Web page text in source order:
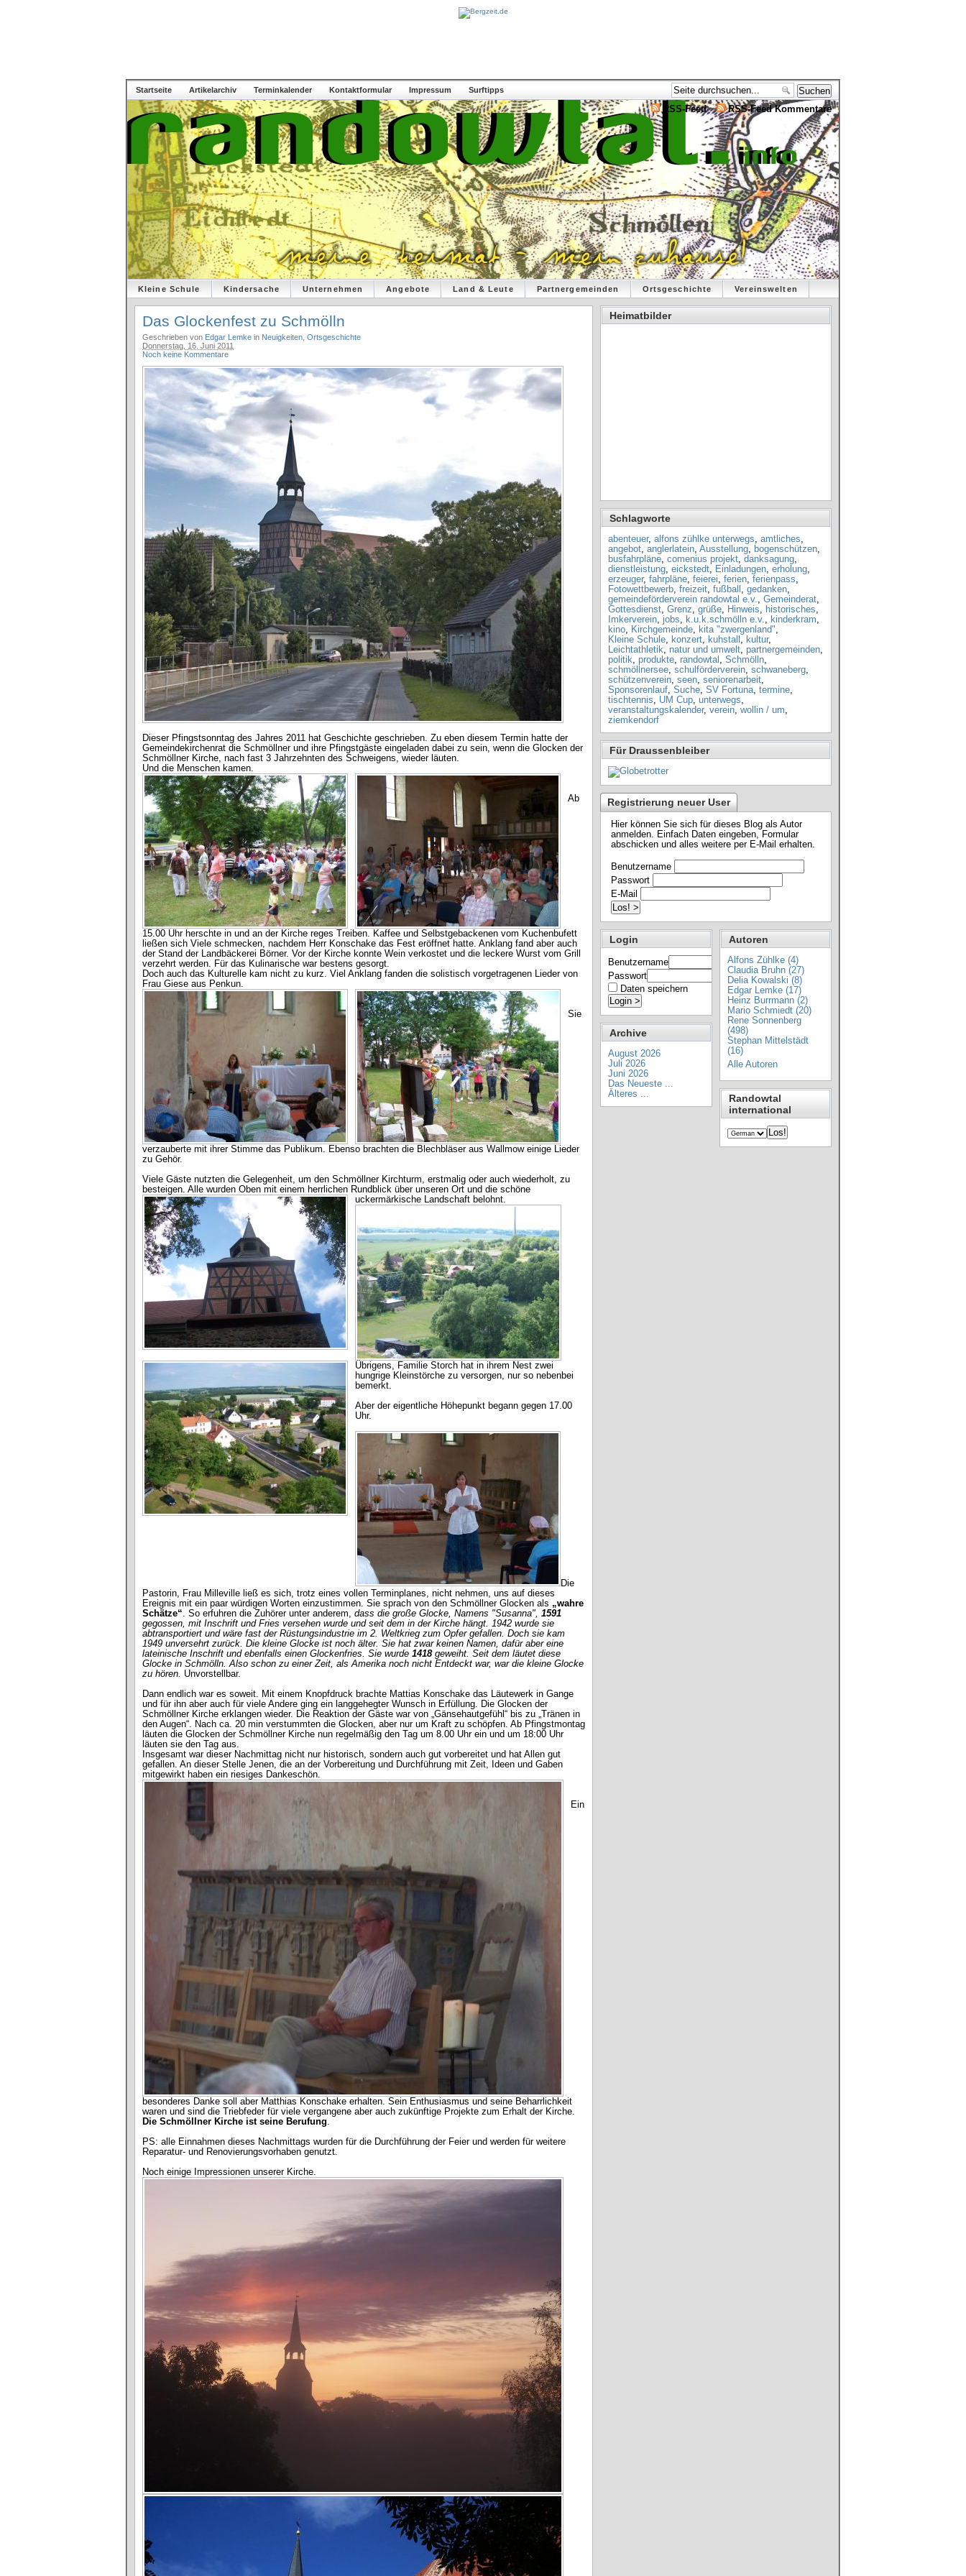
Startseite Artikelarchiv Terminkalender Kontaktformular Impressum Surftipps
RSS-Feed RSS-Feed Kommentare
Kleine Schule Kindersache Unternehmen Angebote Land & Leute Partnergemeinden Ortsgeschichte Vereinswelten
Das Glockenfest zu Schmölln
Geschrieben von Edgar Lemke in Neuigkeiten Ortsgeschichte
Donnerstag, 16. Juni 2011
Noch keine Kommentare
Dieser Pfingstsonntag des Jahres 2011 hat Geschichte geschrieben. Zu eben diesem Termin hatte der
Gemeindekirchenrat die Schmöllner und ihre Pfingstgäste eingeladen dabei zu sein, wenn die Glocken der
Schmöllner Kirche, nach fast 3 Jahrzehnten des Schweigens, wieder läuten.
Und die Menschen kamen.
Ab
15.00 Uhr herschte in und an der Kirche reges Treiben. Kaffee und Selbstgebackenen vom Kuchenbufett
ließen sich Viele schmecken, nachdem Herr Konschake das Fest eröffnet hatte. Anklang fand aber auch
der Stand der Landbäckerei Börner. Vor der Kirche konnte Wein verkostet und die leckere Wurst vom Grill
verzehrt werden. Für das Kulinarische war bestens gesorgt.
Doch auch das Kulturelle kam nicht zu kurz. Viel Anklang fanden die solistisch vorgetragenen Lieder von
Frau Giese aus Penkun.
Sie
verzauberte mit ihrer Stimme das Publikum. Ebenso brachten die Blechbläser aus Wallmow einige Lieder
zu Gehör.
Viele Gäste nutzten die Gelegenheit, um den Schmöllner Kirchturm, erstmalig oder auch wiederholt, zu
besteigen. Alle wurden Oben mit einem herrlichen Rundblick über unseren Ort und die schöne
uckermärkische Landschaft belohnt.
Übrigens, Familie Storch hat in ihrem Nest zwei
hungrige Kleinstörche zu versorgen, nur so nebenbei
bemerkt.
Aber der eigentliche Höhepunkt begann gegen 17.00
Uhr.
Die
Pastorin, Frau Milleville ließ es sich, trotz eines vollen Terminplanes, nicht nehmen, uns auf dieses
Ereignis mit ein paar würdigen Worten einzustimmen. Sie sprach von den Schmöllner Glocken als „wahre
Schätze“. So erfuhren die Zuhörer unter anderem, dass die große Glocke, Namens "Susanna", 1591
gegossen, mit Inschrift und Fries versehen wurde und seit dem in der Kirche hängt. 1942 wurde sie
abtransportiert und wäre fast der Rüstungsindustrie im 2. Weltkrieg zum Opfer gefallen. Doch sie kam
1949 unversehrt zurück. Die kleine Glocke ist noch älter. Sie hat zwar keinen Namen, dafür aber eine
lateinische Inschrift und ebenfalls einen Glockenfries. Sie wurde 1418geweiht. Seit dem läutet diese
Glocke in Schmölln. Also schon zu einer Zeit, als Amerika noch nicht Entdeckt war, war die kleine Glocke
zu hören. Unvorstellbar.
Dann endlich war es soweit. Mit einem Knopfdruck brachte Mattias Konschake das Läutewerk in Gange
und für ihn aber auch für viele Andere ging ein langgehegter Wunsch in Erfüllung. Die Glocken der
Schmöllner Kirche erklangen wieder. Die Reaktion der Gäste war von „Gänsehautgefühl“ bis zu „Tränen in
den Augen“. Nach ca. 20 min verstummten die Glocken, aber nur um Kraft zu schöpfen. Ab Pfingstmontag
läuten die Glocken der Schmöllner Kirche nun regelmäßig den Tag um 8.00 Uhr ein und um 18:00 Uhr
läuten sie den Tag aus.
Insgesamt war dieser Nachmittag nicht nur historisch, sondern auch gut vorbereitet und hat Allen gut
gefallen. An dieser Stelle Jenen, die an der Vorbereitung und Durchführung mit Zeit, Ideen und Gaben
mitgewirkt haben ein riesiges Dankeschön.
Ein
besonderes Danke soll aber Matthias Konschake erhalten. Sein Enthusiasmus und seine Beharrlichkeit
waren und sind die Triebfeder für viele vergangene aber auch zukünftige Projekte zum Erhalt der Kirche.
Die Schmöllner Kirche ist seine Berufung.
PS: alle Einnahmen dieses Nachmittags wurden für die Durchführung der Feier und werden für weitere
Reparatur- und Renovierungsvorhaben genutzt.
Noch einige Impressionen unserer Kirche.
Heimatbilder
Schlagworte
abenteuer, alfons zühlke unterwegs, amtliches,
angebot, anglerlatein, Ausstellung, bogenschützen,
busfahrpläne, comenius projekt, danksagung,
dienstleistung, eickstedt, Einladungen, erholung,
erzeuger, fahrpläne, feierei, ferien, ferienpass,
Fotowettbewerb, freizeit, fußball , gedanken,
gemeindeförderverein randowtal e.v., Gemeinderat,
Gottesdienst, Grenz, grüße, Hinweis, historisches,
Imkerverein, jobs, k.u.k.schmölln e.v., kinderkram,
kino, Kirchgemeinde, kita "zwergenland",
Kleine Schule, konzert, kuhstall , kultur,
Leichtathletik, natur und umwelt, partnergemeinden,
politik, produkte, randowtal , Schmölln,
schmöllnersee, schulförderverein, schwaneberg,
schützenverein, seen, seniorenarbeit,
Sponsorenlauf, Suche, SV Fortuna, termine,
tischtennis, UM Cup, unterwegs,
veranstaltungskalender, verein, wollin / um,
ziemkendorf
Für Draussenbleiber
Registrierung neuer User
Hier können Sie sich für dieses Blog als Autor
anmelden. Einfach Daten eingeben, Formular
abschicken und alles weitere per E-Mail erhalten.
Benutzername
Passwort
E-Mail
Login
Benutzername
Passwort
Daten speichern
Archive
August 2026
Juli 2026
Juni 2026
Das Neueste ...
Älteres ...
Autoren
Alfons Zühlke (4)
Claudia Bruhn (27)
Delia Kowalski (8)
Edgar Lemke (17)
Heinz Burrmann (2)
Mario Schmiedt (20)
Rene Sonnenberg
(498)
Stephan Mittelstädt
(16)
Alle Autoren
Randowtal
international